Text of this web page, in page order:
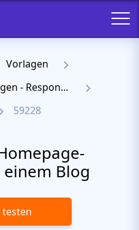
Vorlagen
MotoCMS 3 Vorlagen - Responsive Templates für Website
59228
Blog
testen